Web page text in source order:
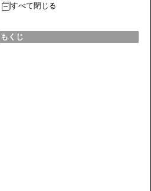
すべて閉じる
もくじ